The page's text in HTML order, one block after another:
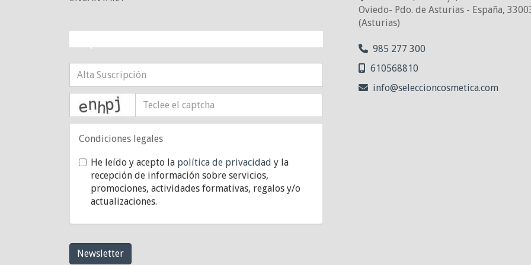
captcha
Condiciones legales
He leído y acepto la política de privacidad y la
recepción de información sobre servicios,
promociones, actividades formativas, regalos y/o
actualizaciones.
Newsletter
Oviedo- Pdo. de Asturias - España,
(Asturias)
985 277 300
610568810
info
seleccioncosmetica.com